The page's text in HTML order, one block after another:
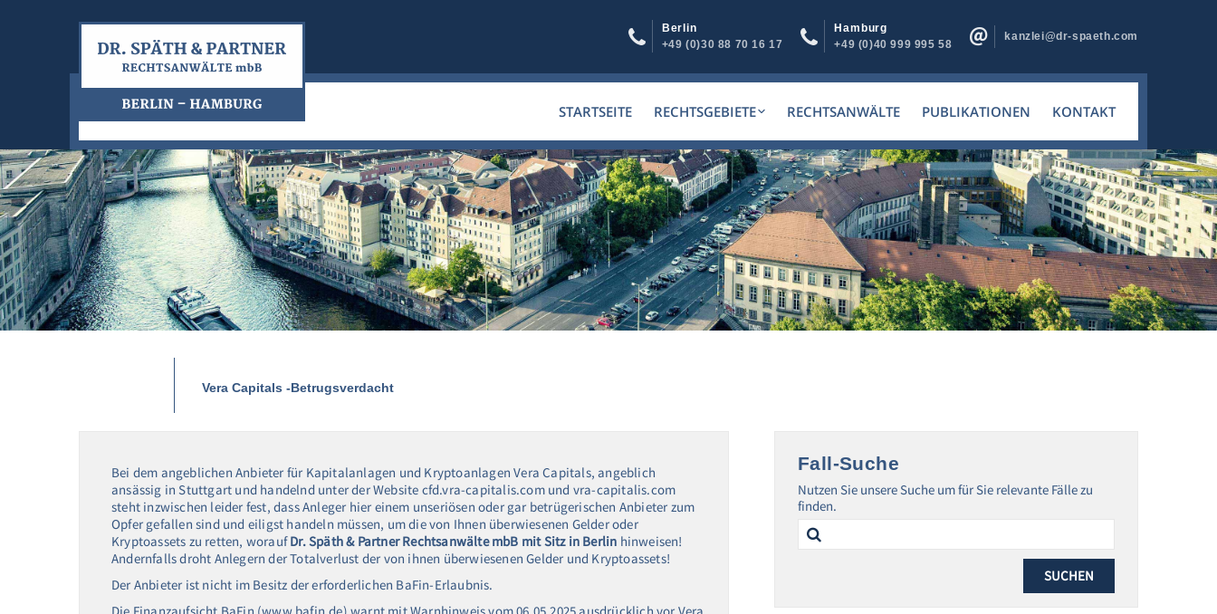
Berlin
+49 (0)30 88 70 16 17
Hamburg
+49 (0)40 999 995 58
kanzlei@dr-spaeth.com
STARTSEITE RECHTSGEBIETE RECHTSANWÄLTE PUBLIKATIONEN KONTAKT
Vera Capitals -Betrugsverdacht
Bei dem angeblichen Anbieter für Kapitalanlagen und Kryptoanlagen Vera Capitals, angeblich
ansässig in Stuttgart und handelnd unter der Website cfd.vra-capitalis.com und vra-capitalis.com
steht inzwischen leider fest, dass Anleger hier einem unseriösen oder gar betrügerischen Anbieter zum
Opfer gefallen sind und eiligst handeln müssen, um die von Ihnen überwiesenen Gelder oder
Kryptoassets zu retten, woraufDr. Späth & Partner Rechtsanwälte mbB mit Sitz in Berlin hinweisen!
Andernfalls droht Anlegern der Totalverlust der von ihnen überwiesenen Gelder und Kryptoassets!
Der Anbieter ist nicht im Besitz der erforderlichen BaFin-Erlaubnis.
Fall-Suche
Nutzen Sie unsere Suche um für Sie relevante Fälle zu
finden.
Search
for: